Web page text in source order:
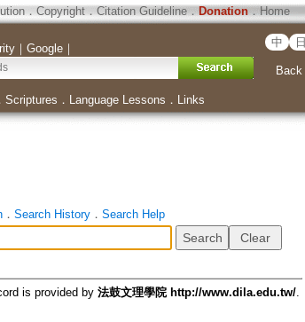
．Copyright．Citation Guideline． Donation．Home
｜ Google｜ 中 日
Back
Scriptures ． Language Lessons ． Links
． Search History． Search Help
is provided by 法鼓文理學院 http://www.dila.edu.tw/.